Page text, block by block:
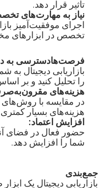
تأثیر قرار دهد.
نیاز به مهارت‌های تخصصی:
فرصت‌هادسترسی به داده‌های ارزشمند:
را تحلیل کنید و بر اساس آن
هزینه‌های مقرون‌به‌صرفه:
هزینه‌های بسیار کمتری دارد.
افزایش اعتماد:
جمع‌بندی